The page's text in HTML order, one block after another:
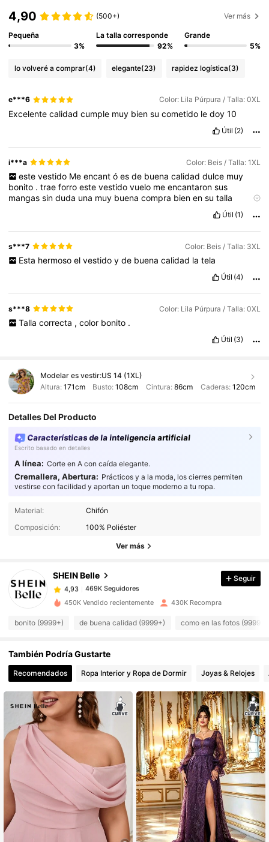
4,90 (500+) Ver más
Pequeña
3%
La talla corresponde
92%
Grande
5%
lo volveré a comprar(4) elegante(23) rapidez logística(3)
e***6 Color: Lila Púrpura / Talla: 0XL
Excelentecalidadcumple muy biensucometido ledoy10
Útil (2)
i***a Color: Beis / Talla: 1XL
este vestido Me encant ó es de buena calidad dulce muy
bonito .traeforroestevestidovuelo meencantaronsus
mangassinduda una muy buenacompra bienensutalla
per
estevestido
.
Útil (1)
s***7 Color: Beis / Talla: 3XL
Esta hermoso el vestido y de buena calidad la tela
Útil (4)
s***8 Color: Lila Púrpura / Talla: 0XL
Talla correcta , color bonito .
Útil (3)
Modelar es vestir:US 14 (1XL)
Altura: 171cm Busto:108cm Cintura: 86cm Caderas: 120cm
Detalles Del Producto
Características de la inteligencia artificial
Escrito basado en detalles
A línea: Corte en A con caída elegante.
Cremallera, Abertura: Prácticos y a la moda, los cierres permiten
vestirse con facilidad y aportan un toque moderno a tu ropa.
Material:
Chifón
Composición:
100% Poliéster
Ver más
SHEIN Belle
469K Seguidores
469K Seguidores
g***3 pagó Hace 1 día
469K Seguidores
4,93 469K Seguidores
4,93 469K Seguidores
4,93 469K Seguidores
4,93 469K Seguidores
4,93 469K Seguidores
Seguir
450K Vendido recientemente 430K Recompra
bonito (9999+) de buena calidad (9999+) como en las fotos (9999+)
También Podría Gustarte
Recomendados Ropa Interior y Ropa de Dormir Joyas & Relojes